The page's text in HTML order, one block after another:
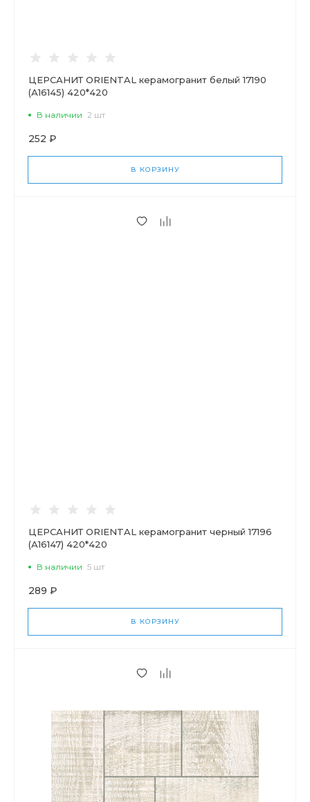
ЦЕРСАНИТ ORIENTAL керамогранит белый 17190
(А16145) 420*420
В наличии 2 шт
252 ₽
В КОРЗИНУ
ЦЕРСАНИТ ORIENTAL керамогранит черный 17196
(А16147) 420*420
В наличии 5 шт
289 ₽
В КОРЗИНУ